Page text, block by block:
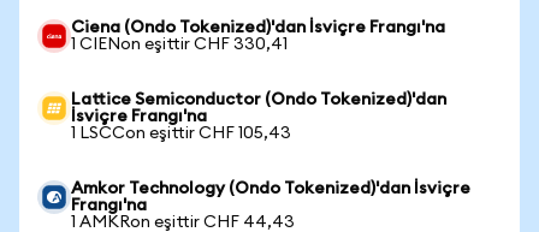
Ciena (Ondo Tokenized)'dan İsviçre Frangı'na
1 CIENon eşittir CHF 330,41
Lattice Semiconductor (Ondo Tokenized)'dan
İsviçre Frangı'na
1 LSCCon eşittir CHF 105,43
Amkor Technology (Ondo Tokenized)'dan İsviçre
Frangı'na
1 AMKRon eşittir CHF 44,43